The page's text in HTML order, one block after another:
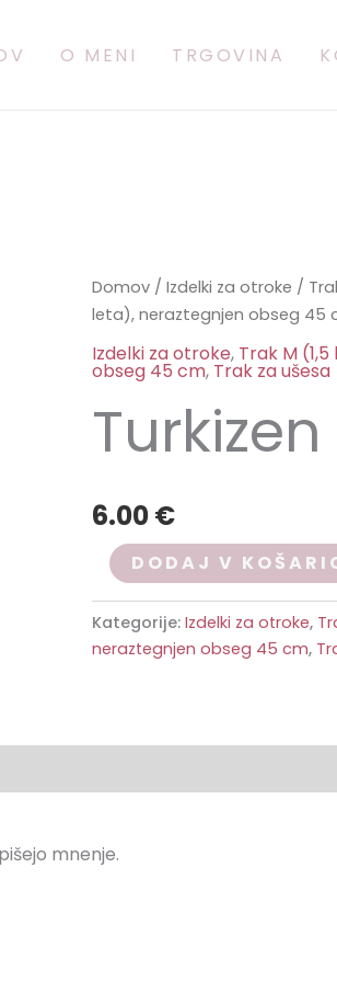
O MENI TRGOVINA
Domov /Izdelki za otroke /
leta), neraztegnjen obseg 45
Izdelki za otroke, Trak M
obseg 45 cm, Trak za ušesa
6.00€
Turkizen
z
valovi
količina
DODAJ V
Kategorije:Izdelki za otroke,
neraztegnjen obseg 45 cm,
mnenje.